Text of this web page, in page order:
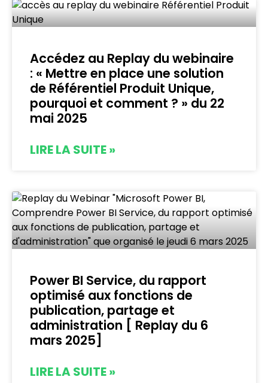
Accédez au Replay du webinaire
: « Mettre en place une solution
de Référentiel Produit Unique,
pourquoi et comment ? » du 22
mai 2025
LIRE LA SUITE »
Power BI Service, du rapport
optimisé aux fonctions de
publication, partage et
administration [ Replay du 6
mars 2025]
LIRE LA SUITE »